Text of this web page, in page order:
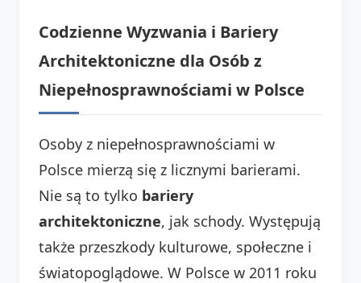
Codzienne Wyzwania i Bariery
Architektoniczne dla Osób z
Niepełnosprawnościami w Polsce
Osoby z niepełnosprawnościami w
Polsce mierzą się z licznymi barierami.
Nie są to tylko bariery
architektoniczne, jak schody. Występują
także przeszkody kulturowe, społeczne i
światopoglądowe. W Polsce w 2011 roku